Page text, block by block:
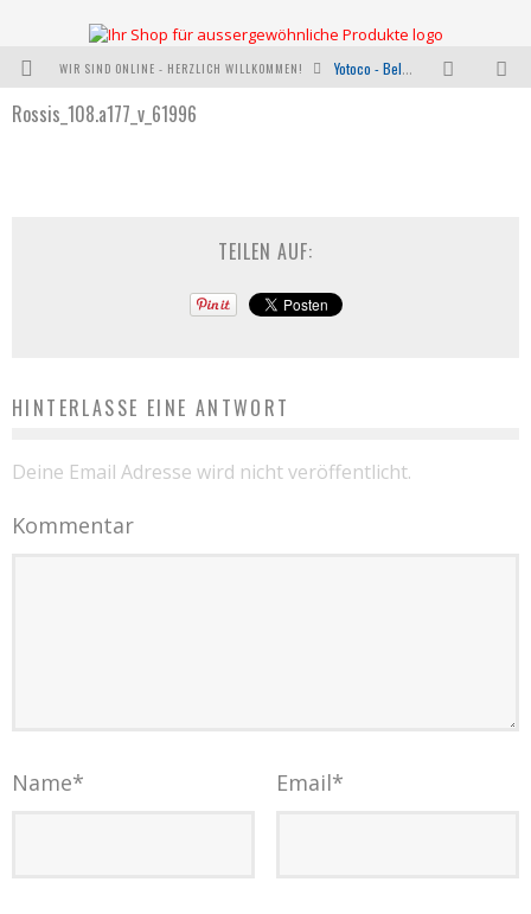
WIR SIND ONLINE - HERZLICH WILLKOMMEN! Yotoco - Belebend und erfrischend
Rossis_108.a177_v_61996
TEILEN AUF:
HINTERLASSE EINE ANTWORT
Deine Email Adresse wird nicht veröffentlicht.
Kommentar
Name* Email*